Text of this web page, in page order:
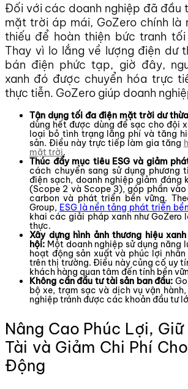
Đối với các doanh nghiệp đã đầu
mặt trời áp mái, GoZero chính là
thiếu để hoàn thiện bức tranh tối
Thay vì lo lắng về lượng điện dư
bán điện phức tạp, giờ đây,
xanh đó được chuyển hóa trực
thực tiễn. GoZero giúp doanh
Tận dụng tối đa điện mặt trời dư
dùng hết được dùng để sạc cho đội
loại bỏ tình trạng lãng phí và tăng
sản. Điều này trực tiếp làm gia tăng
mặt trời.
Thúc đẩy mục tiêu ESG và giảm
cách chuyển sang sử dụng phương
điện sạch, doanh nghiệp giảm đáng
(Scope 2 và Scope 3), góp phần
carbon và phát triển bền vững.
Group, ESG là nền tảng phát triển
khai các giải pháp xanh như
thực.
Xây dựng hình ảnh thương hiệu
hội: Một doanh nghiệp sử dụng năng
hoạt động sản xuất và phúc lợi
trên thị trường. Điều này củng cố uy
khách hàng quan tâm đến tính bền
Không cần đầu tư tài sản ban đầu:
bộ xe, trạm sạc và dịch vụ vận
nghiệp tránh được các khoản đầu tư
Nâng Cao Phúc Lợi, Giữ
Tài và Giảm Chi Phí
Động